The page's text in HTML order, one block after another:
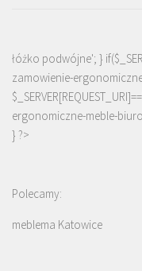
łóżko podwójne'; }
zamowienie-
ergonomiczne-meble-
} ?>
Polecamy:
meblema Katowice